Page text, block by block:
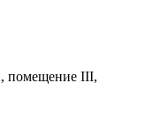
, помещение III,